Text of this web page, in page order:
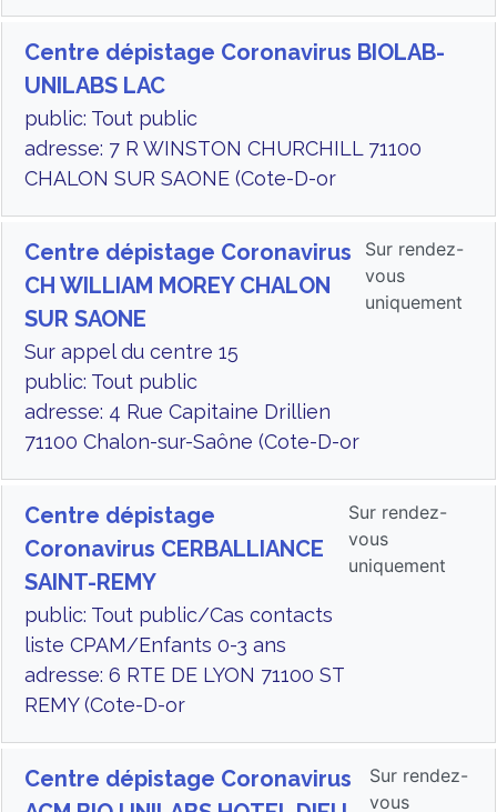
Centre dépistage Coronavirus BIOLAB-
UNILABS LAC
public: Tout public
adresse: 7 R WINSTON CHURCHILL 71100
CHALON SUR SAONE (Cote-D-or
Centre dépistage Coronavirus
CH WILLIAM MOREY CHALON
SUR SAONE
Sur appel du centre 15
public: Tout public
adresse: 4 Rue Capitaine Drillien
71100 Chalon-sur-Saône (Cote-D-or
Sur rendez-
vous
uniquement
Centre dépistage
Coronavirus CERBALLIANCE
SAINT-REMY
public: Tout public/Cas contacts
liste CPAM/Enfants 0-3 ans
adresse: 6 RTE DE LYON 71100 ST
REMY (Cote-D-or
Sur rendez-
vous
uniquement
Centre dépistage Coronavirus
Sur rendez-
vous